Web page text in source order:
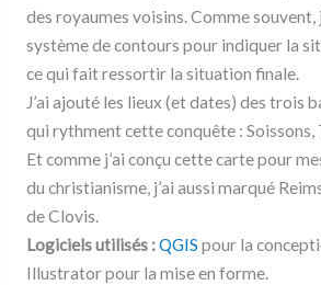
des royaumes voisins. Comme souvent,
système de contours pour indiquer la
ce qui fait ressortir la situation finale.
J’ai ajouté les lieux (et dates) des trois
qui rythment cette conquête : Soissons,
Et comme j’ai conçu cette carte pour
du christianisme, j’ai aussi marqué
de Clovis.
Logiciels utilisés :QGIS pour la
Illustrator pour la mise en forme.